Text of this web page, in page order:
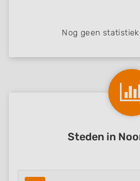
Nog geen
Steden in